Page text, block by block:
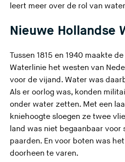
leert meer over de rol van
Nieuwe Hollandse
Tussen 1815 en 1940 maakte
Waterlinie het westen van
voor de vijand. Water was
Als er oorlog was, konden
onder water zetten. Met een
kniehoogte sloegen ze twee
land was niet begaanbaar voor
paarden. En voor boten was
doorheen te varen.